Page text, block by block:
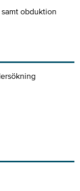
obduktion